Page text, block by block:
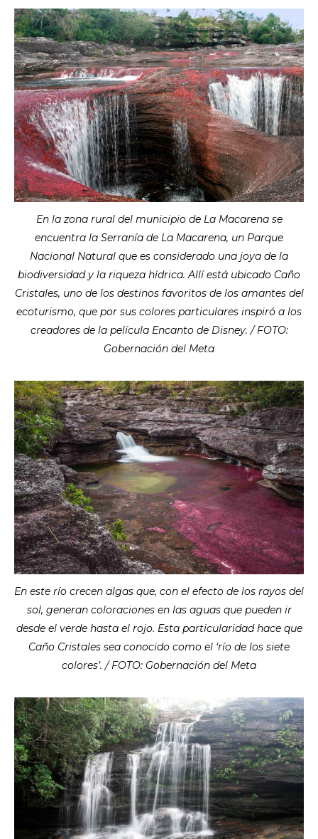
En la zona rural del municipio de La Macarena se
encuentra la Serranía de La Macarena, un Parque
Nacional Natural que es considerado una joya de la
biodiversidad y la riqueza hídrica. Allí está ubicado Caño
Cristales, uno de los destinos favoritos de los amantes del
ecoturismo, que por sus colores particulares inspiró a los
creadores de la película Encanto de Disney. / FOTO:
Gobernación del Meta
En este río crecen algas que, con el efecto de los rayos del
sol, generan coloraciones en las aguas que pueden ir
desde el verde hasta el rojo. Esta particularidad hace que
Caño Cristales sea conocido como el ‘río de los siete
colores’. / FOTO: Gobernación del Meta